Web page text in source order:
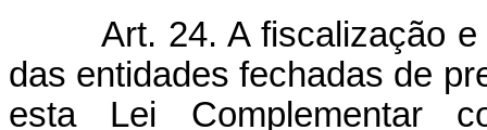
Art. 24. A fiscalização
das entidades fechadas de
esta Lei Complementar